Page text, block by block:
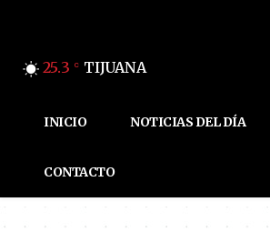
25.3 C TIJUANA
INICIO NOTICIAS DEL DÍA
CONTACTO